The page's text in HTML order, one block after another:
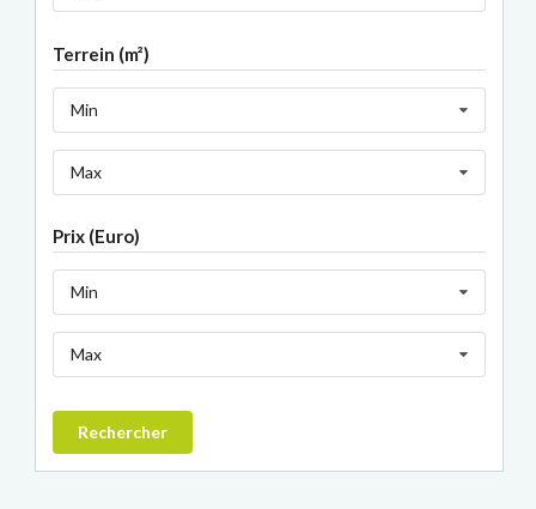
Terrein (m²)
Min
Max
Prix (Euro)
Min
Max
Rechercher